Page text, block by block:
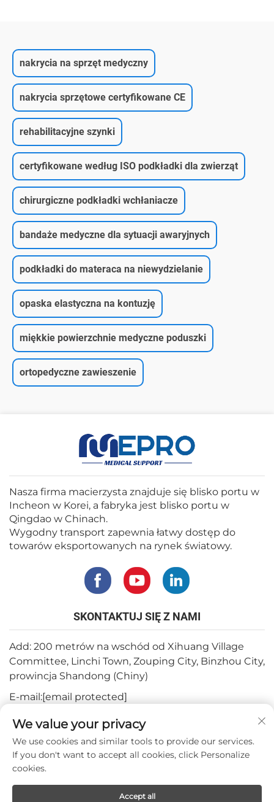
nakrycia na sprzęt medyczny
nakrycia sprzętowe certyfikowane CE
rehabilitacyjne szynki
certyfikowane według ISO podkładki dla zwierząt
chirurgiczne podkładki wchłaniacze
bandaże medyczne dla sytuacji awaryjnych
podkładki do materaca na niewydzielanie
opaska elastyczna na kontuzję
miękkie powierzchnie medyczne poduszki
ortopedyczne zawieszenie
Nasza firma macierzysta znajduje się blisko portu w
Incheon w Korei, a fabryka jest blisko portu w
Qingdao w Chinach.
Wygodny transport zapewnia łatwy dostęp do
towarów eksportowanych na rynek światowy.
SKONTAKTUJ SIĘ Z NAMI
Add: 200 metrów na wschód od Xihuang Village
Committee, Linchi Town, Zouping City, Binzhou City,
prowincja Shandong (Chiny)
E-mail:[email protected]
Tel.: +82-3180427370
Telefon:+86-15564344404
WhatsApp: +82-1022396668
We value your privacy
We use cookies and similar tools to provide our services.
If you don't want to accept all cookies, click Personalize
cookies.
Accept all